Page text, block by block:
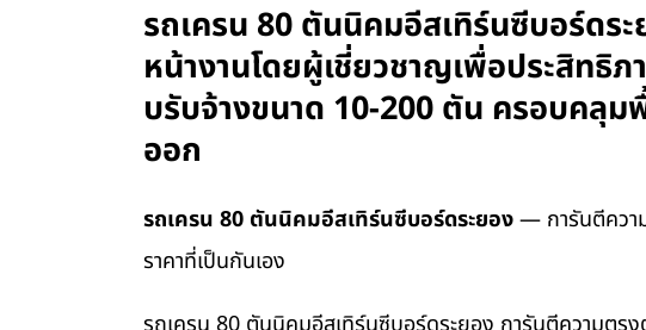
รถเครน 80 ตันนิคมอีสเทิร์นซีบอร์ดร
หน้างานโดยผู้เชี่ยวชาญเพื่อประสิทธิ
บรับจ้างขนาด 10-200 ตัน ครอบคลุม
ออก
รถเครน 80 ตันนิคมอีสเทิร์นซีบอร์ดระยอง— การันตีควา
ราคาที่เป็นกันเอง